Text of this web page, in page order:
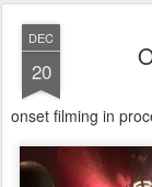
DEC
20
onset filming in